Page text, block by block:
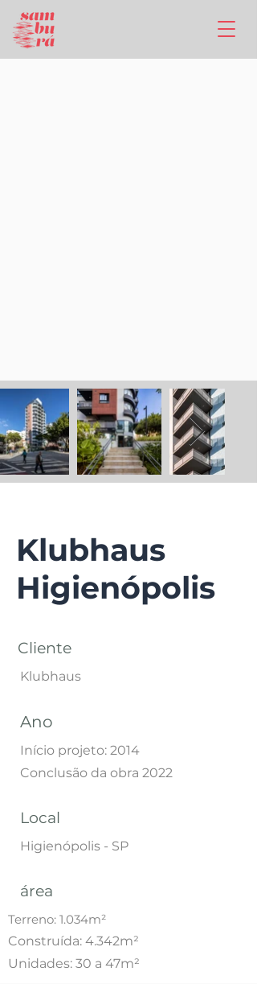
Klubhaus
Higienópolis
Cliente
Klubhaus
Ano
Início projeto: 2014
Conclusão da obra 2022
Local
Higienópolis - SP
área
Terreno: 1.034m²
Construída: 4.342m²
Unidades: 30 a 47m²